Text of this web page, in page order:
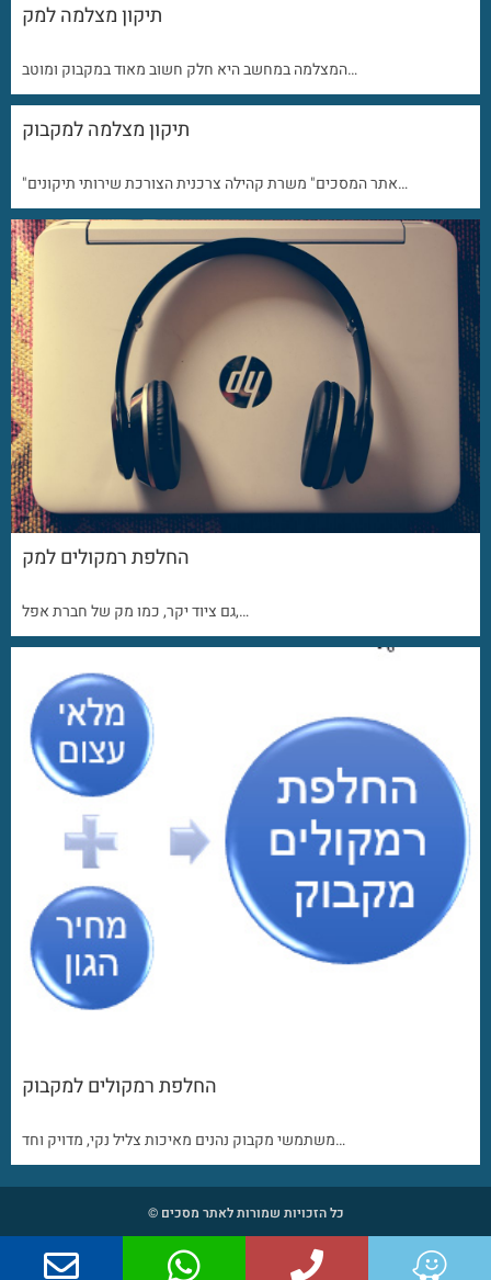
תיקון מצלמה למק
המצלמה במחשב היא חלק חשוב מאוד במקבוק ומוטב…
תיקון מצלמה למקבוק
"אתר המסכים" משרת קהילה צרכנית הצורכת שירותי תיקונים…
החלפת רמקולים למק
גם ציוד יקר, כמו מק של חברת אפל,…
החלפת רמקולים למקבוק
משתמשי מקבוק נהנים מאיכות צליל נקי, מדויק וחד…
כל הזכויות שמורות לאתר מסכים ©